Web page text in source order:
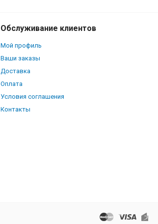
Обслуживание клиентов
Мой профиль
Ваши заказы
Доставка
Оплата
Условия соглашения
Контакты